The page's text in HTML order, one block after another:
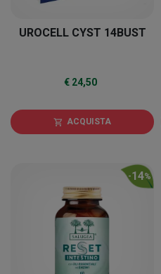
UROCELL CYST 14BUST
€ 24,50
shopping_cart ACQUISTA
-14%